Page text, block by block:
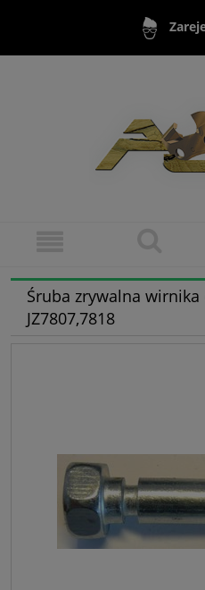
Śruba zrywalna wirnika
JZ7807,7818